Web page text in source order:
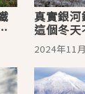
真實銀河
這個冬天
日本鐵道
入夢幻的
2024年11